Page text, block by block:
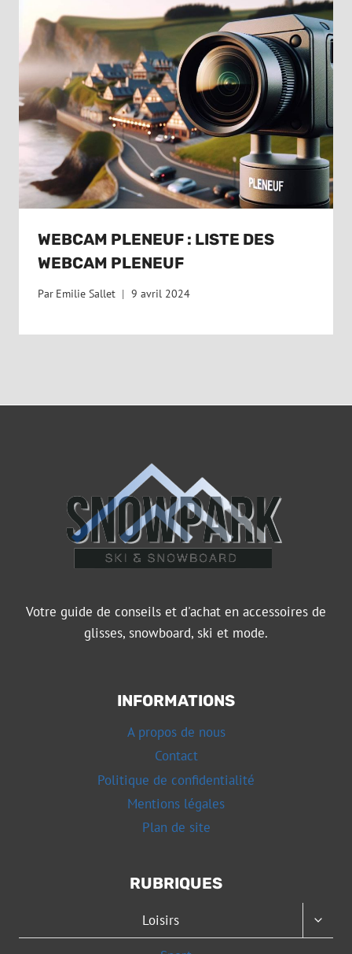
WEBCAM PLENEUF : LISTE DES
WEBCAM PLENEUF
Par Emilie Sallet 9 avril 2024
Votre guide de conseils et d'achat en accessoires de
glisses, snowboard, ski et mode.
INFORMATIONS
A propos de nous
Contact
Politique de confidentialité
Mentions légales
Plan de site
RUBRIQUES
Loisirs